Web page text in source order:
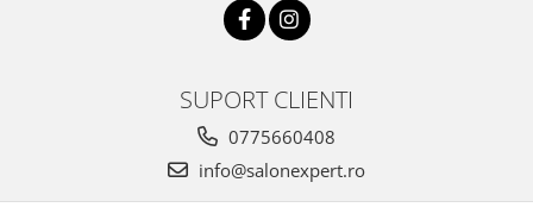
SUPORT CLIENTI
0775660408
info@salonexpert.ro